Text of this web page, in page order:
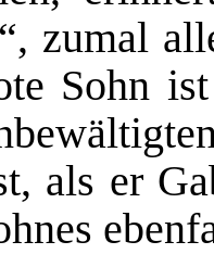
zumal
Sohn
als er